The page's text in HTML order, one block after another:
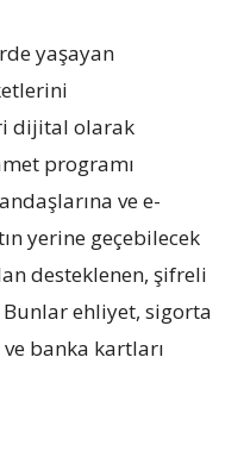
yaşayan
dijital olarak
programı
ve e-
yerine geçebilecek
desteklenen, şifreli
ehliyet, sigorta
banka kartları